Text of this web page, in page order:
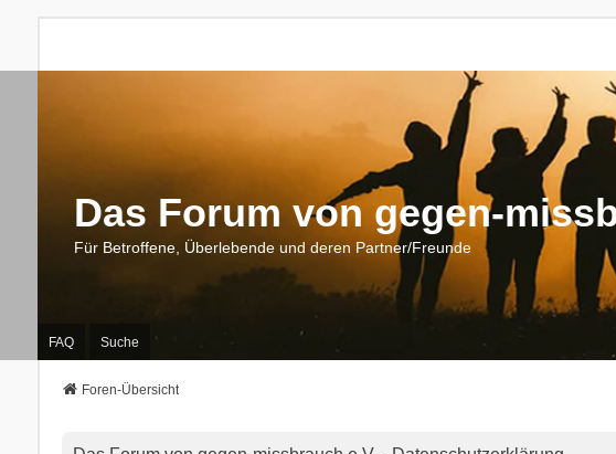
Das Forum von gegen-
Für Betroffene, Überlebende und deren Partner/Freunde
FAQ Suche
Foren-Übersicht